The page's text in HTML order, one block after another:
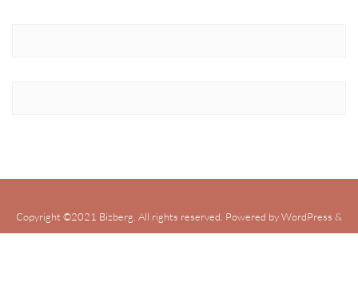
Copyright ©2021 Bizberg. All rights reserved. Powered by WordPress &
Designed by Bizberg Themes